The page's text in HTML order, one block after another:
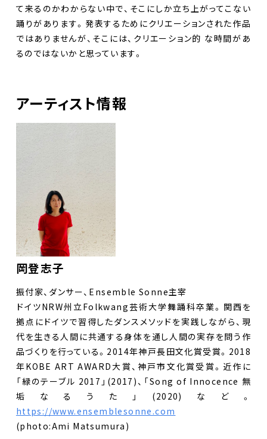
て来るのかわからない中で、そこにしか立ち上がってこない
踊りがあります。発表するためにクリエーションされた作品
ではありませんが、そこには、クリエーション的 な時間があ
るのではないかと思っています。
アーティスト情報
岡登志子
振付家、ダンサー、Ensemble Sonne主宰
​ドイツNRW州立Folkwang芸術大学舞踊科卒業。関西を
拠点にドイツで習得したダンスメソッドを実践しながら、現
代を生きる人間に共通する身体を通し人間の実存を問う作
品づくりを行っている。2014年神戸長田文化賞受賞。2018
年KOBE ART AWARD大賞、神戸市文化賞受賞。近作に
「緑のテーブル 2017」(2017)、「Song of Innocence 無
垢なるうた」(2020)など。
https://www.ensemblesonne.com
(photo:Ami Matsumura)